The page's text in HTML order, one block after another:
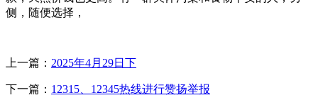
侧，随便选择，
上一篇： 2025年4月29日下
下一篇： 12315、12345热线进行赞扬举报